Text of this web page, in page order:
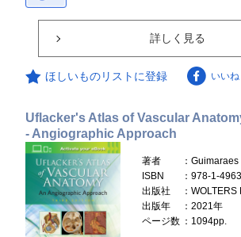
詳しく見る
ほしいものリストに登録 いいね
Uflacker's Atlas of Vascular
- Angiographic Approach
著者
：Guimaraes
ISBN
：978-1-
出版社
：
出版年
：2021年
ページ数 ：1094pp.